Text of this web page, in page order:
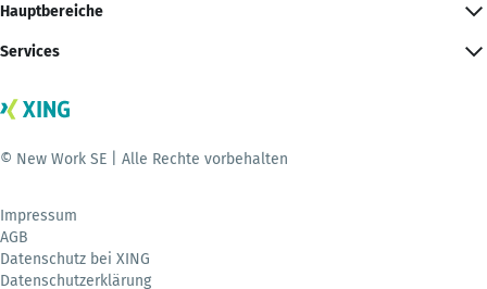
Hauptbereiche
Services
© New Work SE | Alle Rechte vorbehalten
Impressum
AGB
Datenschutz bei XING
Datenschutzerklärung